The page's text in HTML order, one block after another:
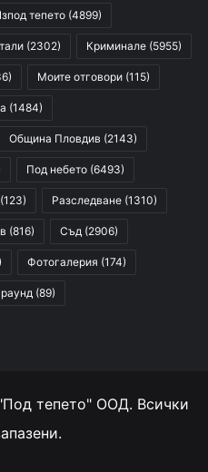
тепето (4899)
(2302) Криминале (5955)
Моите отговори (115)
(1484)
Община Пловдив (2143)
Под небето (6493)
(123) Разследване (1310)
(816) Съд (2906)
Фотогалерия (174)
(89)
тепето" ООД. Всички